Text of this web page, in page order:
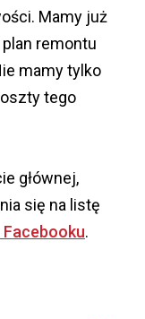
Mamy już
remontu
mamy tylko
tego
głównej,
się na listę
Facebooku.